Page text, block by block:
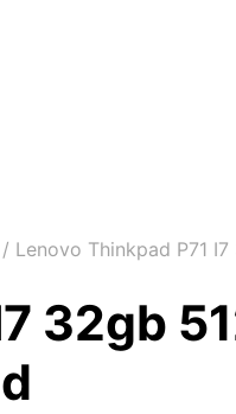
/ Lenovo Thinkpad P71
32gb